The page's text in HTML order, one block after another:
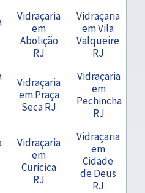
Vidraçaria
em
Abolição
RJ
Vidraçaria
em Vila
Valqueire
RJ
Vidraçaria
em Praça
Seca RJ
Vidraçaria
em
Pechincha
RJ
Vidraçaria
em
Curicica
RJ
Vidraçaria
em
Cidade
de Deus
RJ